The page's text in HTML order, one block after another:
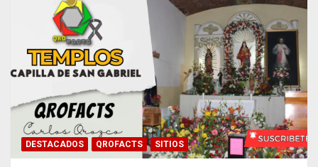
DESTACADOS QROFACTS SITIOS